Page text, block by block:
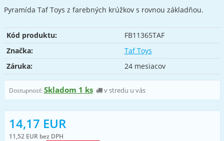
Pyramída Taf Toys z farebných krúžkov s rovnou základňou.
Kód produktu:
FB11365TAF
Značka:
Taf Toys
Záruka:
24 mesiacov
Dostupnosť:Skladom 1 ks v stredu u vás
14,17 EUR
11,52 EUR bez DPH